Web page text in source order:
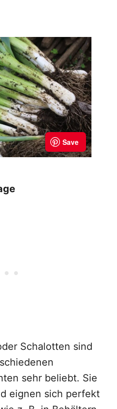
Schalotten sind
sehr beliebt. Sie
eignen sich perfekt